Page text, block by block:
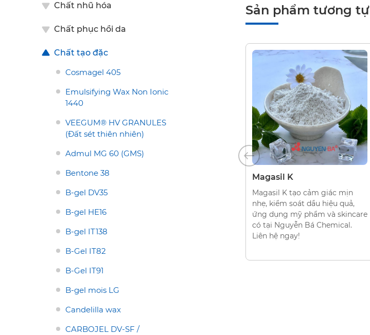
Chất nhũ hóa
Chất phục hồi da
Chất tạo đặc
Cosmagel 405
Emulsifying Wax Non Ionic
1440
VEEGUM® HV GRANULES
(Đất sét thiên nhiên)
Admul MG 60 (GMS)
Bentone 38
B-gel DV35
B-gel HE16
B-gel IT138
B-Gel IT82
B-Gel IT91
B-gel mois LG
Candelilla wax
CARBOJEL DV-SF /
Sản phẩm tương tự
giúp tạo độ sệt, cải
và chăm sóc cá
Polyvinyl Alcohol
Polyvinyl Alcohol là chất tạo
đặc polymer trong mỹ phẩm
giúp tăng độ sánh, tạo màng
mịn và nâng cao kết cấu sản
phẩm. Liên hệ 0931.15.17.12 ngay